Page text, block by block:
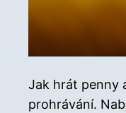
Jak hrát penny
prohrávání.